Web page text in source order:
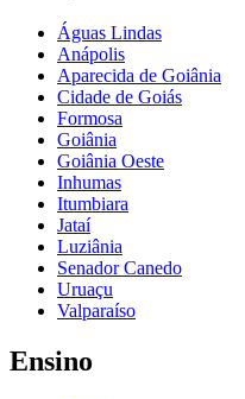
Águas Lindas
Anápolis
Aparecida de Goiânia
Cidade de Goiás
Formosa
Goiânia
Goiânia Oeste
Inhumas
Itumbiara
Jataí
Luziânia
Senador Canedo
Uruaçu
Valparaíso
Ensino